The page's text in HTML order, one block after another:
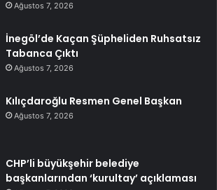
Ağustos 7, 2026
İnegöl’de Kaçan Şüpheliden Ruhsatsız
Tabanca Çıktı
Ağustos 7, 2026
Kılıçdaroğlu Resmen Genel Başkan
Ağustos 7, 2026
CHP’li büyükşehir belediye
başkanlarından ‘kurultay’ açıklaması